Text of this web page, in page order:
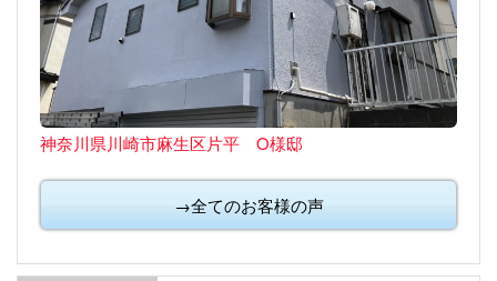
神奈川県川崎市麻生区片平 O様邸
→全てのお客様の声